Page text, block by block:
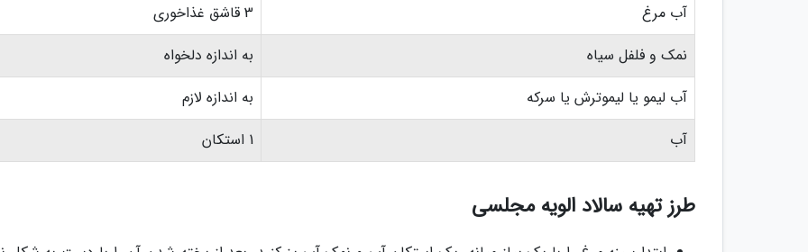
آب مرغ
3 قاشق غذاخوری
نمک و فلفل سیاه
به اندازه دلخواه
آب لیمو یا لیموترش یا سرکه
به اندازه لازم
آب
1 استکان
طرز تهیه سالاد الویه مجلسی